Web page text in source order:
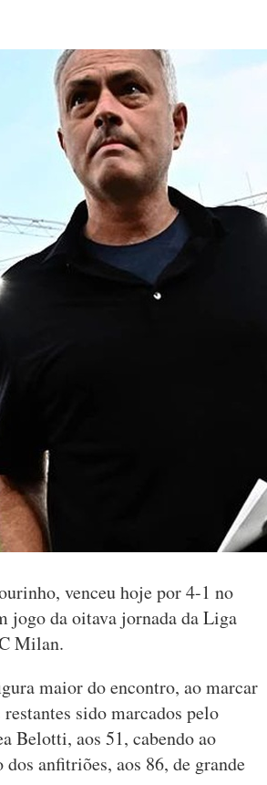
venceu hoje por 4-1 no
jogo da oitava jornada da Liga
Milan.
maior do encontro, ao marcar
sido marcados pelo
Belotti, aos 51, cabendo ao
anfitriões, aos 86, de grande